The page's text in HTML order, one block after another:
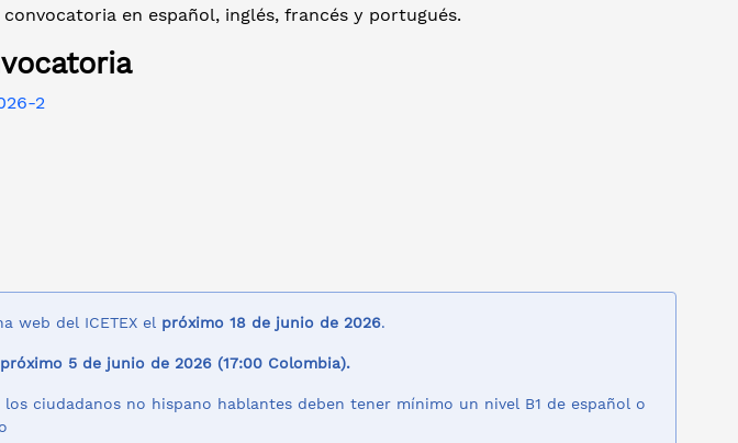
en español, inglés, francés y portugués.
2
web del ICETEX el próximo 18 de junio de 2026.
5 de junio de 2026 (17:00 Colombia).
ciudadanos no hispano hablantes deben tener mínimo un nivel B1 de español o